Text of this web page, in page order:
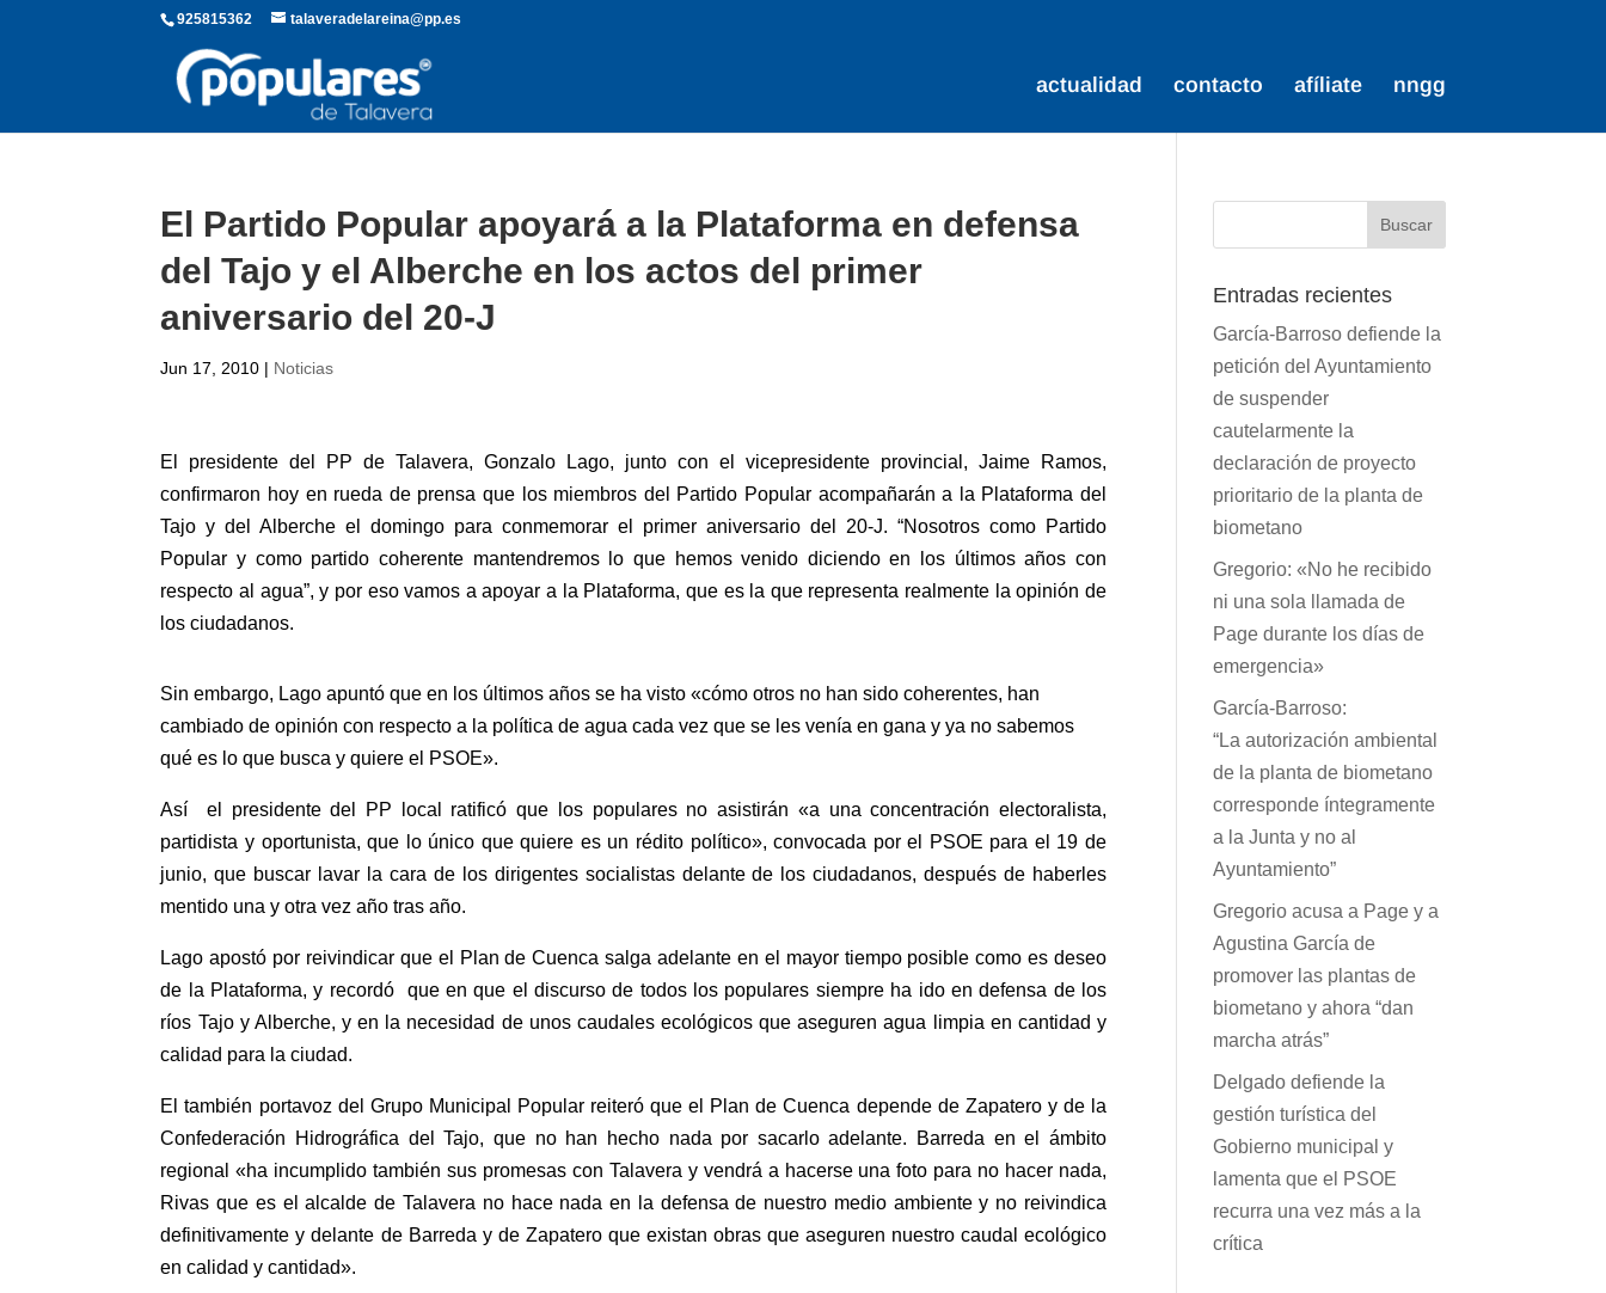
925815362 talaveradelareina@pp.es
actualidad contacto afíliate nngg
El Partido Popular apoyará a la Plataforma en defensa
del Tajo y el Alberche en los actos del primer
aniversario del 20-J
Jun 17, 2010 | Noticias
El presidente del PP de Talavera, Gonzalo Lago, junto con el vicepresidente provincial, Jaime Ramos,
confirmaron hoy en rueda de prensa que los miembros del Partido Popular acompañarán a la Plataforma del
Tajo y del Alberche el domingo para conmemorar el primer aniversario del 20-J. “Nosotros como Partido
Popular y como partido coherente mantendremos lo que hemos venido diciendo en los últimos años con
respecto al agua”, y por eso vamos a apoyar a la Plataforma, que es la que representa realmente la opinión de
los ciudadanos.
Sin embargo, Lago apuntó que en los últimos años se ha visto «cómo otros no han sido coherentes, han
cambiado de opinión con respecto a la política de agua cada vez que se les venía en gana y ya no sabemos
qué es lo que busca y quiere el PSOE».
Así el presidente del PP local ratificó que los populares no asistirán «a una concentración electoralista,
partidista y oportunista, que lo único que quiere es un rédito político», convocada por el PSOE para el 19 de
junio, que buscar lavar la cara de los dirigentes socialistas delante de los ciudadanos, después de haberles
mentido una y otra vez año tras año.
Lago apostó por reivindicar que el Plan de Cuenca salga adelante en el mayor tiempo posible como es deseo
de la Plataforma, y recordó que en que el discurso de todos los populares siempre ha ido en defensa de los
ríos Tajo y Alberche, y en la necesidad de unos caudales ecológicos que aseguren agua limpia en cantidad y
calidad para la ciudad.
El también portavoz del Grupo Municipal Popular reiteró que el Plan de Cuenca depende de Zapatero y de la
Confederación Hidrográfica del Tajo, que no han hecho nada por sacarlo adelante. Barreda en el ámbito
regional «ha incumplido también sus promesas con Talavera y vendrá a hacerse una foto para no hacer nada,
Rivas que es el alcalde de Talavera no hace nada en la defensa de nuestro medio ambiente y no reivindica
definitivamente y delante de Barreda y de Zapatero que existan obras que aseguren nuestro caudal ecológico
en calidad y cantidad».
Entradas recientes
García-Barroso defiende la
petición del Ayuntamiento
de suspender
cautelarmente la
declaración de proyecto
prioritario de la planta de
biometano
Gregorio: «No he recibido
ni una sola llamada de
Page durante los días de
emergencia»
García-Barroso:
“La autorización ambiental
de la planta de biometano
corresponde íntegramente
a la Junta y no al
Ayuntamiento”
Gregorio acusa a Page y a
Agustina García de
promover las plantas de
biometano y ahora “dan
marcha atrás”
Delgado defiende la
gestión turística del
Gobierno municipal y
lamenta que el PSOE
recurra una vez más a la
crítica